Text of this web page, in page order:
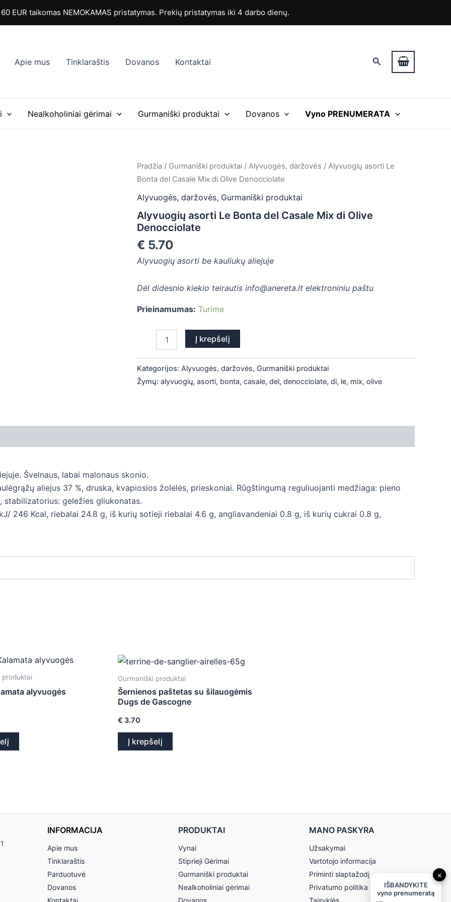
EUR taikomas NEMOKAMAS pristatymas. Prekių pristatymas iki 4 darbo dienų.
Apie mus Tinklaraštis Dovanos Kontaktai Paieška
Nealkoholiniai gėrimai Gurmaniški produktai Dovanos Vyno PRENUMERATA
Pradžia / Gurmaniški produktai / Alyvuogės, daržovės / Alyvuogių asorti Le
Bonta del Casale Mix di Olive Denocciolate
Alyvuogės, daržovės, Gurmaniški produktai
Alyvuogių asorti Le Bonta del Casale Mix di Olive
Denocciolate
€ 5.70
Alyvuogių asorti be kauliukų aliejuje
Dėl didesnio kiekio teirautis info@anereta.lt elektroniniu paštu
Prieinamumas: Turime
produkto
Alyvuogių
asorti
Bonta
del
Casale
Mix
Olive
Į krepšelį
Kategorijos: Alyvuogės, daržovės, Gurmaniški produktai
Žymų: alyvuogių, asorti, bonta, casale, del, denocciolate, di, le, mix, olive
Švelnaus, labai malonaus skonio.
aliejus 37 %, druska, kvapiosios žolelės, prieskoniai. Rūgštingumą reguliuojanti medžiaga: pieno
geležies gliukonatas.
246 Kcal, riebalai 24.8 g, iš kurių sotieji riebalai 4.6 g, angliavandeniai 0.8 g, iš kurių cukrai 0.8 g,
produktai
alyvuogės
Gurmaniški produktai
Šernienos paštetas su šilauogėmis
Dugs de Gascogne
€ 3.70
Į krepšelį
INFORMACIJA
Apie mus
Tinklaraštis
Parduotuvė
Dovanos
Kontaktai
PRODUKTAI
Vynai
Stiprieji Gėrimai
Gurmaniški produktai
Nealkoholiniai gėrimai
Dovanos
MANO PASKYRA
Užsakymai
Vartotojo informacija
Priminti slaptažodį
Privatumo politika
Taisyklės
×
IŠBANDYKITE
vyno prenumeratą